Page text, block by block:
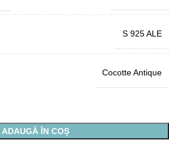
S 925 ALE
Cocotte Antique
ADAUGĂ ÎN COȘ